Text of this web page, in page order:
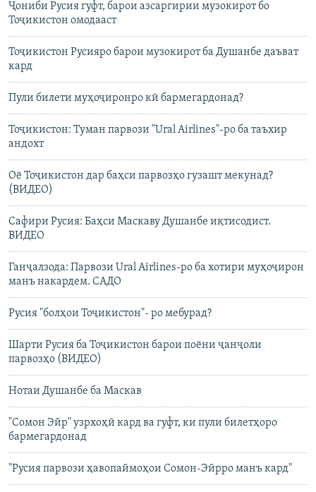
Ҷониби Русия гуфт, барои азсаргирии музокирот бо
Тоҷикистон омодааст
Тоҷикистон Русияро барои музокирот ба Душанбе даъват
кард
Пули билети муҳоҷиронро кӣ бармегардонад?
Тоҷикистон: Туман парвози "Ural Airlines"-ро ба таъхир
андохт
Оё Тоҷикистон дар баҳси парвозҳо гузашт мекунад?
(ВИДЕО)
Сафири Русия: Баҳси Маскаву Душанбе иқтисодист.
ВИДЕО
Ганҷалзода: Парвози Ural Airlines-ро ба хотири муҳоҷирон
манъ накардем. САДО
Русия "болҳои Тоҷикистон"- ро мебурад?
Шарти Русия ба Тоҷикистон барои поёни ҷанҷоли
парвозҳо (ВИДЕО)
Нотаи Душанбе ба Маскав
"Сомон Эйр" узрхоҳӣ кард ва гуфт, ки пули билетҳоро
бармегардонад
"Русия парвози ҳавопаймоҳои Сомон-Эйрро манъ кард"